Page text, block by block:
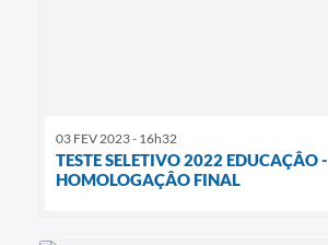
03 FEV 2023 - 16h32
TESTE SELETIVO 2022 EDUCAÇÂO -
HOMOLOGAÇÂO FINAL